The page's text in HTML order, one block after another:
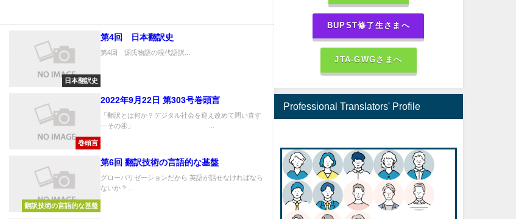
日本翻訳史
第4回 日本翻訳史
第4回 源氏物語の現代語訳...
巻頭言
2022年9月22日 第303号巻頭言
「翻訳とは何か？デジタル社会を迎え改めて問い直す
—その④」 ...
翻訳技術の言語的な基盤
第6回 翻訳技術の言語的な基盤
グローバリゼーションだから 英語が話せなければなら
ないか？...
BUPST修了生さまへ
JTA-GWGさまへ
Professional Translators' Profile